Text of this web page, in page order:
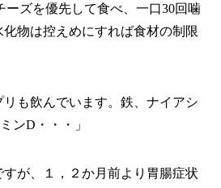
ーズを優先して食べ、一口30回噛
物は控えめにすれば食材の制限
リも飲んでいます。鉄、ナイアシ
ンD・・・」
すが、１，２か月前より胃腸症状